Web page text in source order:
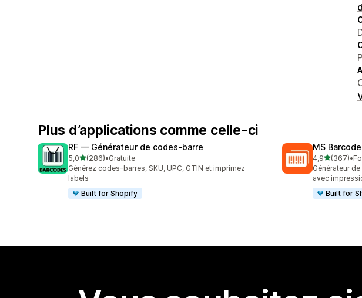
Plus d’applications comme celle-ci
RF — Générateur de codes‑barre
5,0étoile(s) sur 5
(286)
286 avis au total
•Gratuite
Générez codes-barres, SKU, UPC, GTIN et imprimez
labels
Built for Shopify
MS
4,9étoile(s)
(367)
367 avis au•
Générateur
avec
Built for